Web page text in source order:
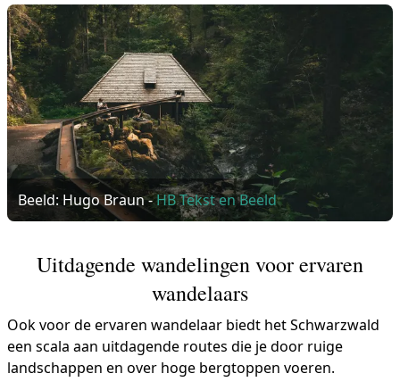
Beeld: Hugo Braun -HB Tekst en Beeld
Uitdagende wandelingen voor ervaren
wandelaars
Ook voor de ervaren wandelaar biedt het Schwarzwald
een scala aan uitdagende routes die je door ruige
landschappen en over hoge bergtoppen voeren.